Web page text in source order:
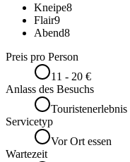
Kneipe8
Flair9
Abend8
Preis pro Person
11 - 20 €
Anlass des Besuchs
Touristenerlebnis
Servicetyp
Vor Ort essen
Wartezeit